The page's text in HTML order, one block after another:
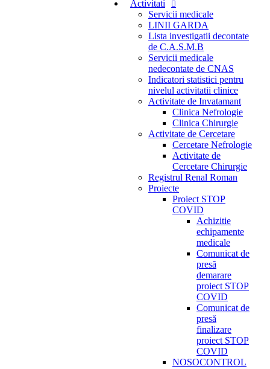
Activitati
Servicii medicale
LINII GARDA
Lista investigatii decontate
de C.A.S.M.B
Servicii medicale
nedecontate de CNAS
Indicatori statistici pentru
nivelul activitatii clinice
Activitate de Invatamant
Clinica Nefrologie
Clinica Chirurgie
Activitate de Cercetare
Cercetare Nefrologie
Activitate de
Cercetare Chirurgie
Registrul Renal Roman
Proiecte
Proiect STOP
COVID
Achizitie
echipamente
medicale
Comunicat de
presă
demarare
proiect STOP
COVID
Comunicat de
presă
finalizare
proiect STOP
COVID
NOSOCONTROL